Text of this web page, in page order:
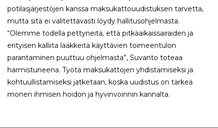
potilasjärjestöjen kanssa maksukattouudistuksen tarvetta,
mutta sitä ei valitettavasti löydy hallitusohjelmasta.
“Olemme todella pettyneitä, että pitkäaikaissairaiden ja
erityisen kalliita lääkkeitä käyttävien toimeentulon
parantaminen puuttuu ohjelmasta”, Suvanto toteaa
harmistuneena. Työtä maksukattojen yhdistämiseksi ja
kohtuullistamiseksi jatketaan, koska uudistus on tärkeä
monen ihmisen hoidon ja hyvinvoinnin kannalta.